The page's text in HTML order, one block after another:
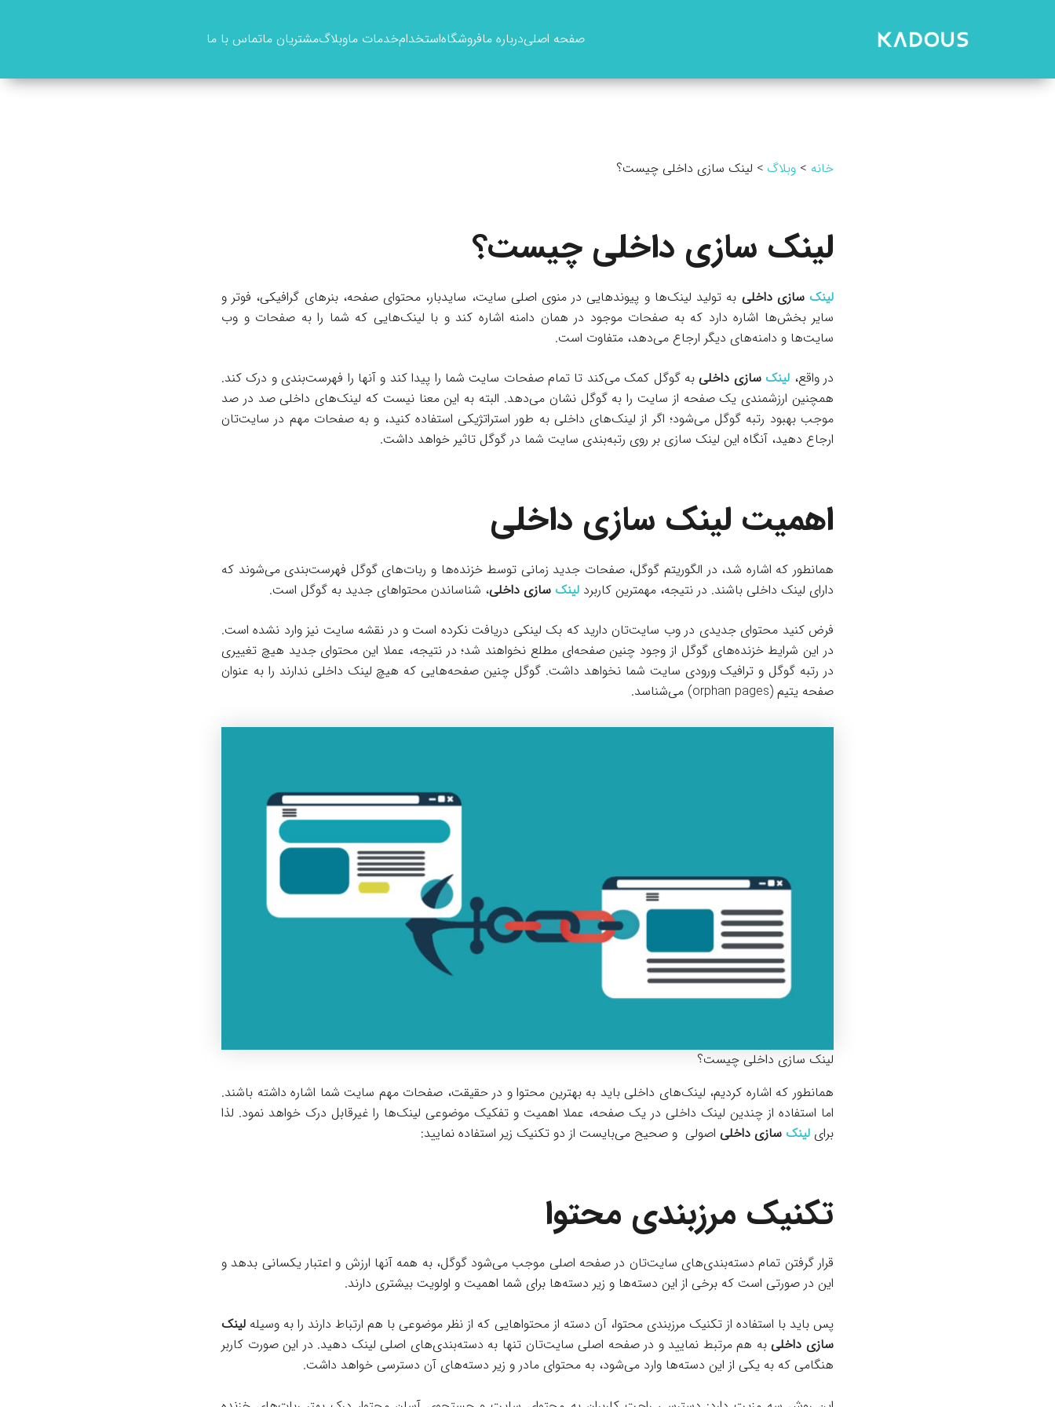
صفحه اصلیدرباره مافروشگاهاستخدامخدمات ماوبلاگمشتریان ماتماس با ما
خانه وبلاگ لینک سازی داخلی چیست؟
لینک سازی داخلی چیست؟
لینکسازی داخلی به تولید لینک‌ها و پیوندهایی در منوی اصلی سایت، سایدبار، محتوای صفحه، بنرهای گرافیکی، فوتر و
سایر بخش‌ها اشاره دارد که به صفحات موجود در همان دامنه اشاره ‌کند و با لینک‌هایی که شما را به صفحات و وب
سایت‌ها و دامنه‌های دیگر ارجاع می‌دهد، متفاوت است.
در واقع، لینک‌سازی داخلیبه گوگل کمک می‌کند تا تمام صفحات سایت شما را پیدا کند و آنها را فهرست‌بندی و درک کند.
همچنین ارزشمندی یک صفحه از سایت را به گوگل نشان می‌دهد. البته به این معنا نیست که لینک‌های داخلی صد در صد
موجب بهبود رتبه گوگل می‌شود؛ اگر از لینک‌های داخلی به طور استراتژیکی استفاده کنید، و به صفحات مهم در سایت‌تان
ارجاع دهید، آنگاه این لینک سازی بر روی رتبه‌بندی سایت شما در گوگل تاثیر خواهد داشت.
اهمیت لینک سازی داخلی
همانطور که اشاره شد، در الگوریتم گوگل، صفحات جدید زمانی توسط خزنده‌ها و ربات‌های گوگل فهرست‌بندی می‌شوند که
دارای لینک داخلی باشند. در نتیجه، مهمترین کاربرد لینک سازی داخلی، شناساندن محتواهای جدید به گوگل است.
فرض کنید محتوای جدیدی در وب سایت‌تان دارید که بک لینکی دریافت نکرده است و در نقشه سایت نیز وارد نشده است.
در این شرایط خزنده‌های گوگل از وجود چنین صفحه‌ای مطلع نخواهند شد؛ در نتیجه، عملا این محتوای جدید هیچ تغییری
در رتبه گوگل و ترافیک ورودی سایت شما نخواهد داشت. گوگل چنین صفحه‌هایی که هیچ لینک داخلی ندارند را به عنوان
صفحه یتیم (orphan pages) می‌شناسد.
لینک سازی داخلی چیست؟
همانطور که اشاره کردیم، لینک‌های داخلی باید به بهترین محتوا و در حقیقت، صفحات مهم سایت شما اشاره داشته باشند.
اما استفاده از چندین لینک داخلی در یک صفحه، عملا اهمیت و تفکیک موضوعی لینک‌ها را غیرقابل درک خواهد نمود. لذا
برای لینک سازی داخلی اصولی و صحیح می‌بایست از دو تکنیک‌ زیر استفاده نمایید:
تکنیک مرزبندی محتوا
قرار گرفتن تمام دسته‌بندی‌های سایت‌تان در صفحه اصلی موجب می‌شود گوگل، به همه آنها ارزش و اعتبار یکسانی بدهد و
این در صورتی است که برخی از این دسته‌ها و زیر دسته‌ها برای شما اهمیت و اولویت بیشتری دارند.
پس باید با استفاده از تکنیک مرزبندی محتوا، آن دسته از محتواهایی که از نظر موضوعی با هم ارتباط دارند را به وسیله لینک
سازی داخلیبه هم مرتبط نمایید و در صفحه اصلی سایت‌تان تنها به دسته‌بندی‌های اصلی لینک دهید. در این صورت کاربر
هنگامی که به یکی از این دسته‌ها وارد می‌شود، به محتوای مادر و زیر دسته‌های آن دسترسی خواهد داشت.